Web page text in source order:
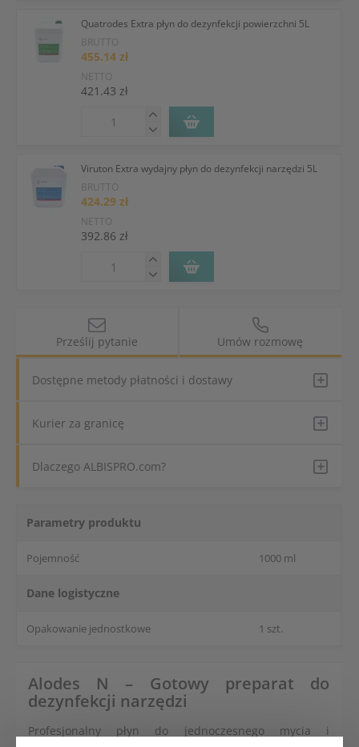
Quatrodes Extra płyn do dezynfekcji powierzchni 5L
BRUTTO
455.14 zł
NETTO
421.43 zł
Viruton Extra wydajny płyn do dezynfekcji narzędzi 5L
BRUTTO
424.29 zł
NETTO
392.86 zł
Prześlij pytanie Umów rozmowę
Dostępne metody płatności i dostawy
Kurier za granicę
Dlaczego ALBISPRO.com?
Parametry produktu
Pojemność 1000 ml
Dane logistyczne
Opakowanie jednostkowe 1 szt.
Alodes N – Gotowy preparat do
dezynfekcji narzędzi
Profesjonalny płyn do jednoczesnego mycia i